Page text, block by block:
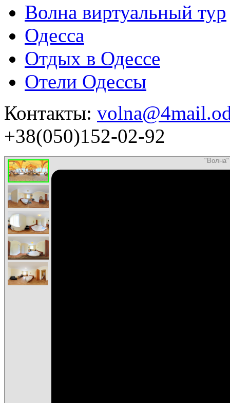
Волна виртуальный тур
Одесса
Отдых в Одессе
Отели Одессы
Контакты:
+38(050)152-02-92